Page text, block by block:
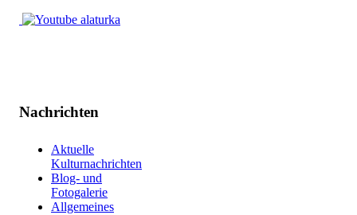
Nachrichten
Aktuelle
Kulturnachrichten
Blog- und
Fotogalerie
Allgemeines